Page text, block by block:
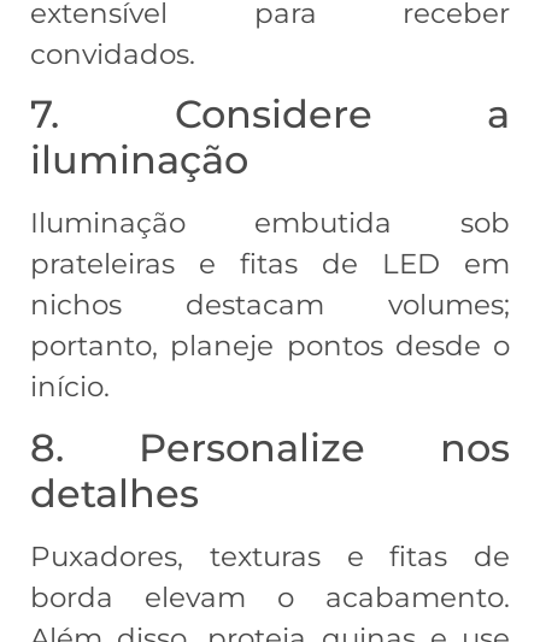
extensível para receber
convidados.
7. Considere a
iluminação
Iluminação embutida sob
prateleiras e fitas de LED em
nichos destacam volumes;
portanto, planeje pontos desde o
início.
8. Personalize nos
detalhes
Puxadores, texturas e fitas de
borda elevam o acabamento.